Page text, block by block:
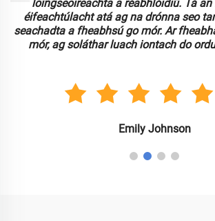
loingseoireachta a réabhlóidiú. Tá
éifeachtúlacht atá ag na drónna seo
seachadta a fheabhsú go mór. Ar
mór, ag soláthar luach iontach do
Emily Johnson